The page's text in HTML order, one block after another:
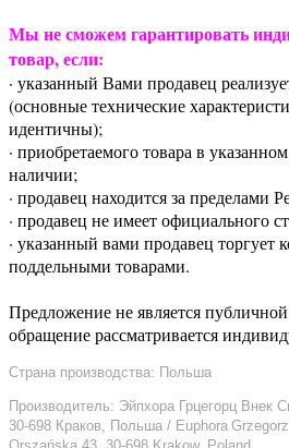
Мы не сможем гарантировать
товар, если:
· указанный Вами продавец
(основные технические
идентичны);
· приобретаемого товара в
наличии;
· продавец находится за пределами
· продавец не имеет официального
· указанный вами продавец торгует
поддельными товарами.
Предложение не является
обращение рассматривается
Страна производства: Польша
Производитель: Эйпхора Грцегорц Внек
30-698 Краков, Польша / Euphora